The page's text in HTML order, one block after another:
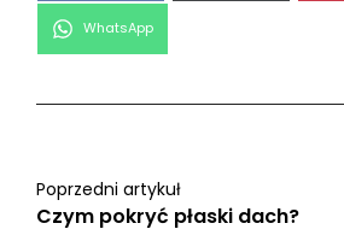
Share
WhatsApp
Poprzedni artykuł
Czym pokryć płaski dach?